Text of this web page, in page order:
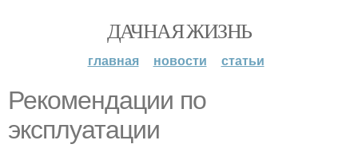
ДАЧНАЯ ЖИЗНЬ
главная новости статьи
Рекомендации по
эксплуатации